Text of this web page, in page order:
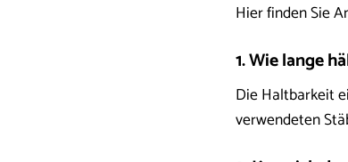
Hier finden Sie
1. Wie lange
Die Haltbarkeit
verwendeten